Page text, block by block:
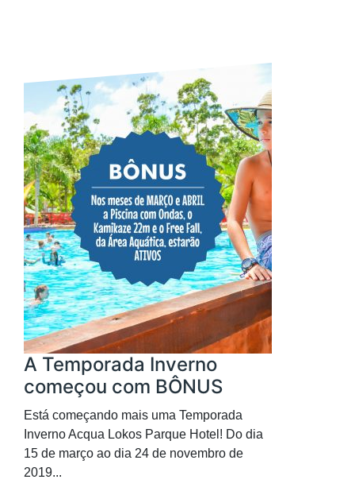
A Temporada Inverno
começou com BÔNUS
Está começando mais uma Temporada
Inverno Acqua Lokos Parque Hotel! Do dia
15 de março ao dia 24 de novembro de
2019...